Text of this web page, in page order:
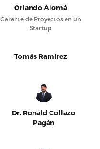
Orlando Alomá
Gerente de Proyectos en un
Startup
Tomás Ramírez
Dr. Ronald Collazo
Pagán